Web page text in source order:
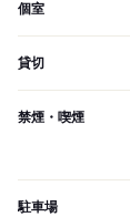
個室
貸切
禁煙・喫煙
駐車場